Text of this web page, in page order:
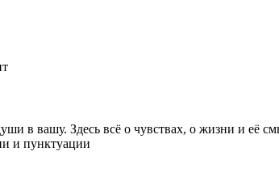
в вашу. Здесь всё о чувствах, о жизни и её
и пунктуации